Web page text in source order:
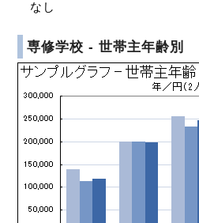
なし
専修学校 - 世帯主年齢別